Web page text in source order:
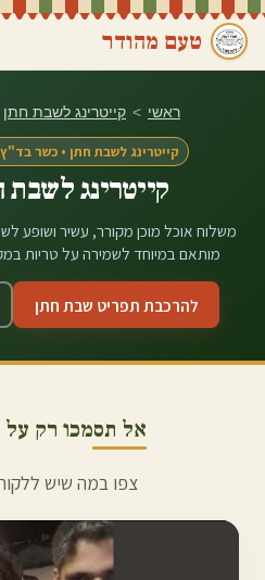
טעם מהודר
ראשי > קייטרינג לשבת חתן
קייטרינג לשבת חתן • כשר
קייטרינג לשבת
משלוח אוכל מוכן מקורר, עשיר ושופע
מותאם במיוחד לשמירה על טריות
להרכבת תפריט שבת חתן
אל תסמכו רק
צפו במה שיש